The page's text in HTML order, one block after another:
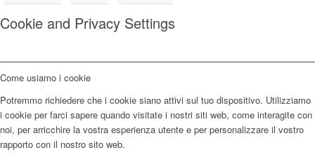
Cookie and Privacy Settings
Come usiamo i cookie
Potremmo richiedere che i cookie siano attivi sul tuo dispositivo. Utilizziamo
i cookie per farci sapere quando visitate i nostri siti web, come interagite con
noi, per arricchire la vostra esperienza utente e per personalizzare il vostro
rapporto con il nostro sito web.